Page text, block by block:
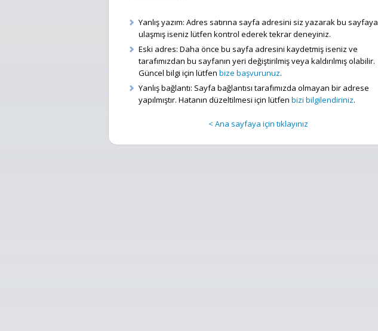
Yanlış yazım: Adres satırına sayfa adresini siz yazarak bu sayfaya
ulaşmış iseniz lütfen kontrol ederek tekrar deneyiniz.
Eski adres: Daha önce bu sayfa adresini kaydetmiş iseniz ve
tarafımızdan bu sayfanın yeri değiştirilmiş veya kaldırılmış olabilir.
Güncel bilgi için lütfen bize başvurunuz.
Yanlış bağlantı: Sayfa bağlantısı tarafımızda olmayan bir adrese
yapılmıştır. Hatanın düzeltilmesi için lütfen bizi bilgilendiriniz.
< Ana sayfaya için tıklayınız